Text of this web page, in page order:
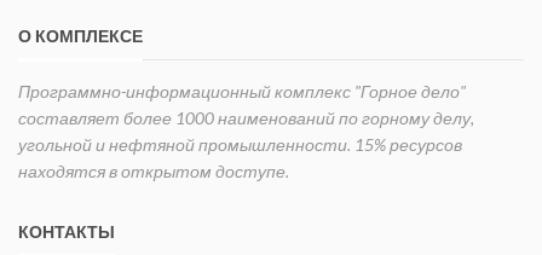
О КОМПЛЕКСЕ
Программно-информационный комплекс "Горное дело"
составляет более 1000 наименований по горному делу,
угольной и нефтяной промышленности. 15% ресурсов
находятся в открытом доступе.
КОНТАКТЫ